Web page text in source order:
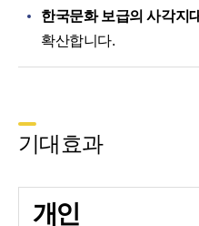
한국문화 보급의 사각지
확산합니다.
기대효과
개인